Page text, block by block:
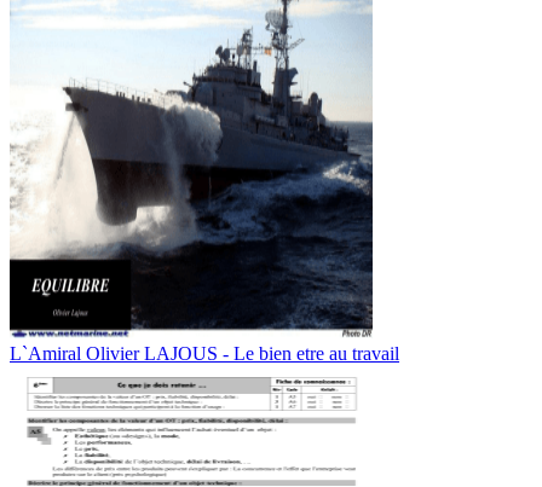
L`Amiral Olivier LAJOUS - Le bien etre au travail